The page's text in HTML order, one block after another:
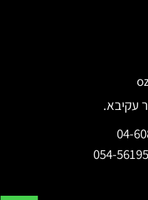
04-
054-